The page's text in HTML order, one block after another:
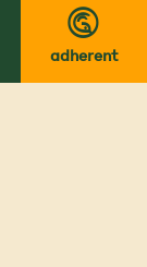
™
adherent